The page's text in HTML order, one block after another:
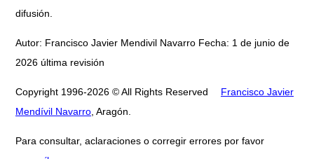
difusión.
Autor: Francisco Javier Mendivil Navarro Fecha: 1 de junio de
2026 última revisión
Copyright 1996-2026 © All Rights Reserved
Francisco Javier
Mendívil Navarro , Aragón.
Para consultar, aclaraciones o corregir errores por favor